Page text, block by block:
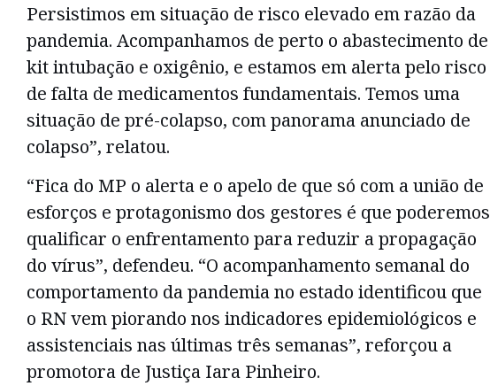
Persistimos em situação de risco elevado em razão da
pandemia. Acompanhamos de perto o abastecimento de
kit intubação e oxigênio, e estamos em alerta pelo risco
de falta de medicamentos fundamentais. Temos uma
situação de pré-colapso, com panorama anunciado de
colapso”, relatou.
“Fica do MP o alerta e o apelo de que só com a união de
esforços e protagonismo dos gestores é que poderemos
qualificar o enfrentamento para reduzir a propagação
do vírus”, defendeu. “O acompanhamento semanal do
comportamento da pandemia no estado identificou que
o RN vem piorando nos indicadores epidemiológicos e
assistenciais nas últimas três semanas”, reforçou a
promotora de Justiça Iara Pinheiro.